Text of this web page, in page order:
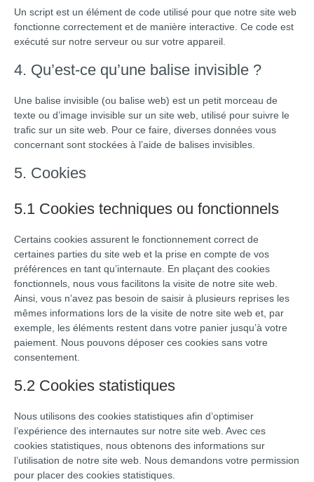
Un script est un élément de code utilisé pour que notre site web
fonctionne correctement et de manière interactive. Ce code est
exécuté sur notre serveur ou sur votre appareil.
4. Qu’est-ce qu’une balise invisible ?
Une balise invisible (ou balise web) est un petit morceau de
texte ou d’image invisible sur un site web, utilisé pour suivre le
trafic sur un site web. Pour ce faire, diverses données vous
concernant sont stockées à l’aide de balises invisibles.
5. Cookies
5.1 Cookies techniques ou fonctionnels
Certains cookies assurent le fonctionnement correct de
certaines parties du site web et la prise en compte de vos
préférences en tant qu’internaute. En plaçant des cookies
fonctionnels, nous vous facilitons la visite de notre site web.
Ainsi, vous n’avez pas besoin de saisir à plusieurs reprises les
mêmes informations lors de la visite de notre site web et, par
exemple, les éléments restent dans votre panier jusqu’à votre
paiement. Nous pouvons déposer ces cookies sans votre
consentement.
5.2 Cookies statistiques
Nous utilisons des cookies statistiques afin d’optimiser
l’expérience des internautes sur notre site web. Avec ces
cookies statistiques, nous obtenons des informations sur
l’utilisation de notre site web. Nous demandons votre permission
pour placer des cookies statistiques.